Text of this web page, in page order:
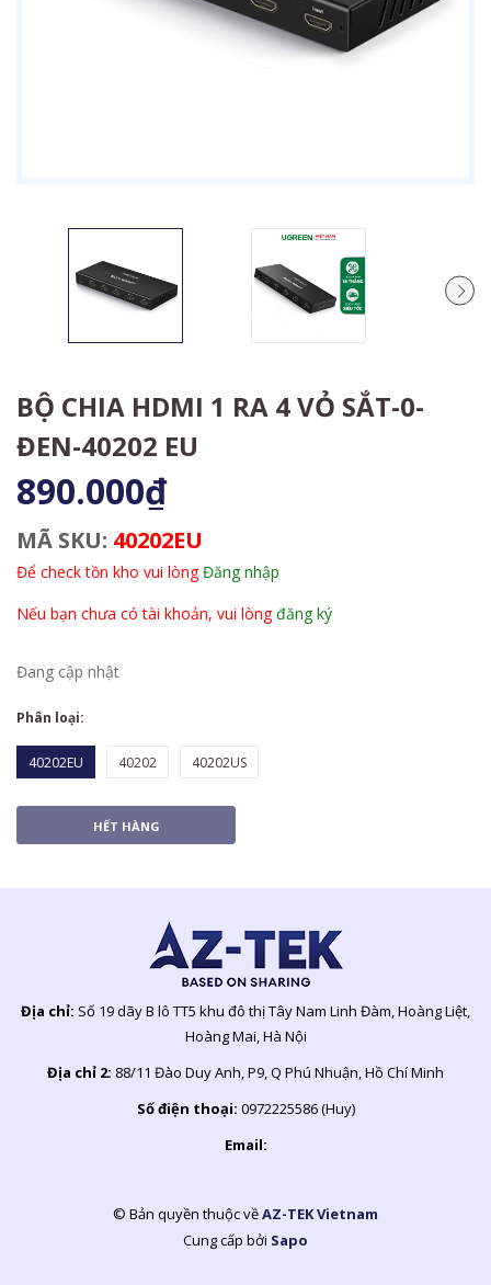
BỘ CHIA HDMI 1 RA 4 VỎ SẮT-0-
ĐEN-40202 EU
890.000₫
MÃ SKU: 40202EU
Để check tồn kho vui lòngĐăng nhập
Nếu bạn chưa có tài khoản, vui lòngđăng ký
Đang cập nhật
Phân loại:
40202EU 40202 40202US
HẾT HÀNG
Địa chỉ: Số 19 dãy B lô TT5 khu đô thị Tây Nam Linh Đàm, Hoàng Liệt,
Hoàng Mai, Hà Nội
Địa chỉ 2: 88/11 Đào Duy Anh, P9, Q Phú Nhuận, Hồ Chí Minh
Số điện thoại: 0972225586 (Huy)
Email:
© Bản quyền thuộc vềAZ-TEK Vietnam
Cung cấp bởi Sapo